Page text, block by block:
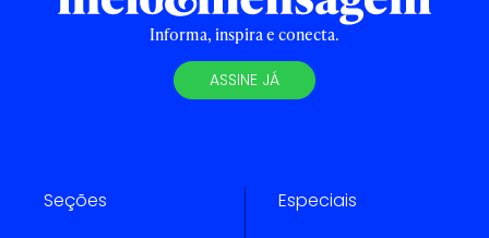
Informa, inspira e conecta.
ASSINE JÁ
Seções Especiais